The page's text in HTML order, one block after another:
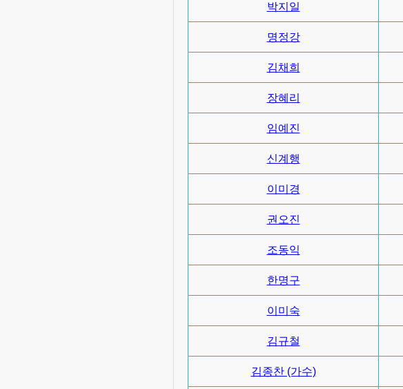
박지일
명정강
김채희
장혜리
임예진
신계행
이미경
권오진
조동익
한명구
이미숙
김규철
김종찬 (가수)